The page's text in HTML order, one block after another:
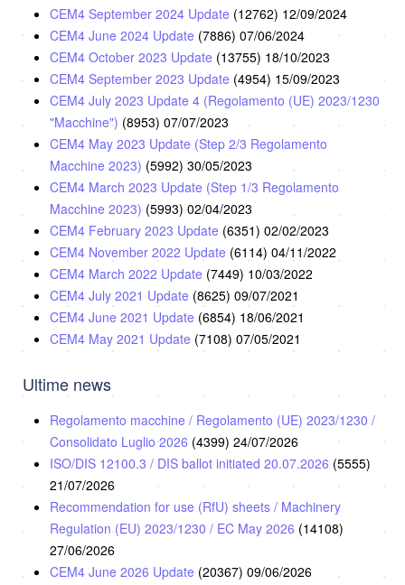
CEM4 September 2024 Update (12762) 12/09/2024
CEM4 June 2024 Update (7886) 07/06/2024
CEM4 October 2023 Update (13755) 18/10/2023
CEM4 September 2023 Update (4954) 15/09/2023
CEM4 July 2023 Update 4 (Regolamento (UE) 2023/1230
"Macchine") (8953) 07/07/2023
CEM4 May 2023 Update (Step 2/3 Regolamento
Macchine 2023) (5992) 30/05/2023
CEM4 March 2023 Update (Step 1/3 Regolamento
Macchine 2023) (5993) 02/04/2023
CEM4 February 2023 Update (6351) 02/02/2023
CEM4 November 2022 Update (6114) 04/11/2022
CEM4 March 2022 Update (7449) 10/03/2022
CEM4 July 2021 Update (8625) 09/07/2021
CEM4 June 2021 Update (6854) 18/06/2021
CEM4 May 2021 Update (7108) 07/05/2021
Ultime news
Regolamento macchine / Regolamento (UE) 2023/1230 /
Consolidato Luglio 2026 (4399) 24/07/2026
ISO/DIS 12100.3 / DIS ballot initiated 20.07.2026 (5555)
21/07/2026
Recommendation for use (RfU) sheets / Machinery
Regulation (EU) 2023/1230 / EC May 2026 (14108)
27/06/2026
CEM4 June 2026 Update (20367) 09/06/2026